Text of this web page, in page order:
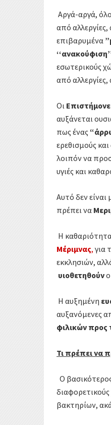
Αργά-αργά,
από
επιβαρυμένα
εσωτερικούς
από αλλεργίες,
Οι
αυξάνεται
πως ένας
ερεθισμούς
λοιπόν να
υγιές και
Αυτό δεν
πρέπει να
Η καθαριότητα
Μέριμνας,για
εκκλησιών,
υιοθετηθούν
Η αυξημένη
αυξανόμενες
φιλικών προς
Τι πρέπει να
Ο
βακτηρίων,
r
α
σ
τ
ε
ί
τ
ε